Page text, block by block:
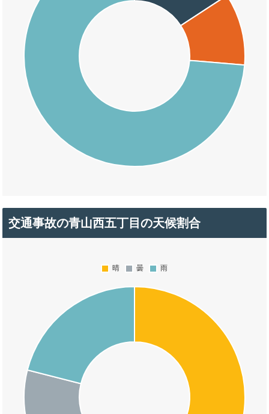
交通事故の青山西五丁目の天候割合